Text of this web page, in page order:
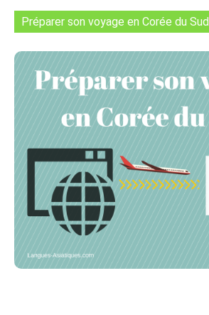
Préparer son voyage en Corée du Sud